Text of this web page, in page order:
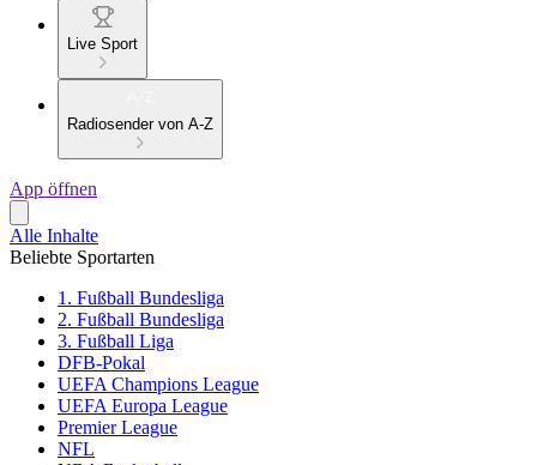
Live Sport
Radiosender von A-Z
App öffnen
Alle Inhalte
Beliebte Sportarten
1. Fußball Bundesliga
2. Fußball Bundesliga
3. Fußball Liga
DFB-Pokal
UEFA Champions League
UEFA Europa League
Premier League
NFL